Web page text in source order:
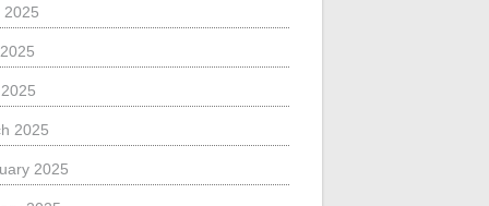
2025
2025
2025